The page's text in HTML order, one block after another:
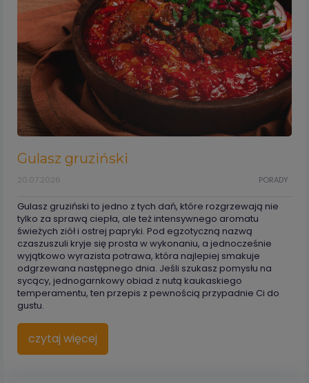
Gulasz gruziński
PORADY
20.07.2026
Gulasz gruziński to jedno z tych dań, które rozgrzewają nie
tylko za sprawą ciepła, ale też intensywnego aromatu
świeżych ziół i ostrej papryki. Pod egzotyczną nazwą
czaszuszuli kryje się prosta w wykonaniu, a jednocześnie
wyjątkowo wyrazista potrawa, która najlepiej smakuje
odgrzewana następnego dnia. Jeśli szukasz pomysłu na
sycący, jednogarnkowy obiad z nutą kaukaskiego
temperamentu, ten przepis z pewnością przypadnie Ci do
gustu.
czytaj więcej